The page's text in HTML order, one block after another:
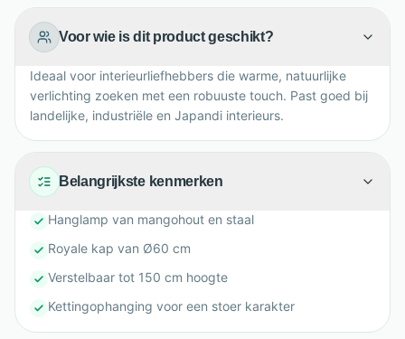
Voor wie is dit product geschikt?
Ideaal voor interieurliefhebbers die warme, natuurlijke
verlichting zoeken met een robuuste touch. Past goed bij
landelijke, industriële en Japandi interieurs.
Belangrijkste kenmerken
Hanglamp van mangohout en staal
Royale kap van Ø60 cm
Verstelbaar tot 150 cm hoogte
Kettingophanging voor een stoer karakter